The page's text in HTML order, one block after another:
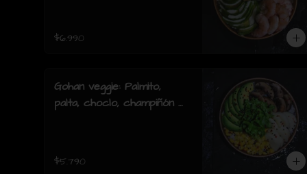
$6.990
Gohan veggie: Palmito,
palta, choclo, champiñón y
$5.790